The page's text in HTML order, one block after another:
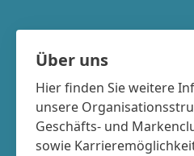
Über uns
Hier finden Sie weitere
unsere
Geschäfts- und
sowie